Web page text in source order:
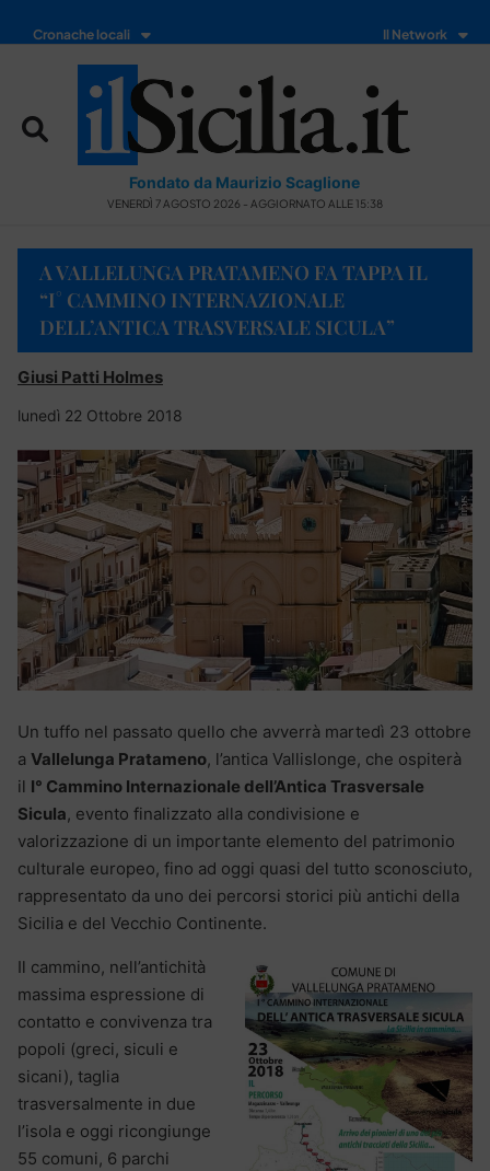
Cronache locali Il Network
Fondato da Maurizio Scaglione
VENERDÌ 7 AGOSTO 2026 - AGGIORNATO ALLE 15:38
A VALLELUNGA PRATAMENO FA TAPPA IL
“I° CAMMINO INTERNAZIONALE
DELL’ANTICA TRASVERSALE SICULA”
Giusi Patti Holmes
lunedì 22 Ottobre 2018
Un tuffo nel passato quello che avverrà martedì 23 ottobre
a Vallelunga Pratameno, l’antica Vallislonge, che ospiterà
il I° Cammino Internazionale dell’Antica Trasversale
Sicula, evento finalizzato alla condivisione e
valorizzazione di un importante elemento del patrimonio
culturale europeo, fino ad oggi quasi del tutto sconosciuto,
rappresentato da uno dei percorsi storici più antichi della
Sicilia e del Vecchio Continente.
Il cammino, nell’antichità
massima espressione di
contatto e convivenza tra
popoli (greci, siculi e
sicani), taglia
trasversalmente in due
l’isola e oggi ricongiunge
55 comuni, 6 parchi